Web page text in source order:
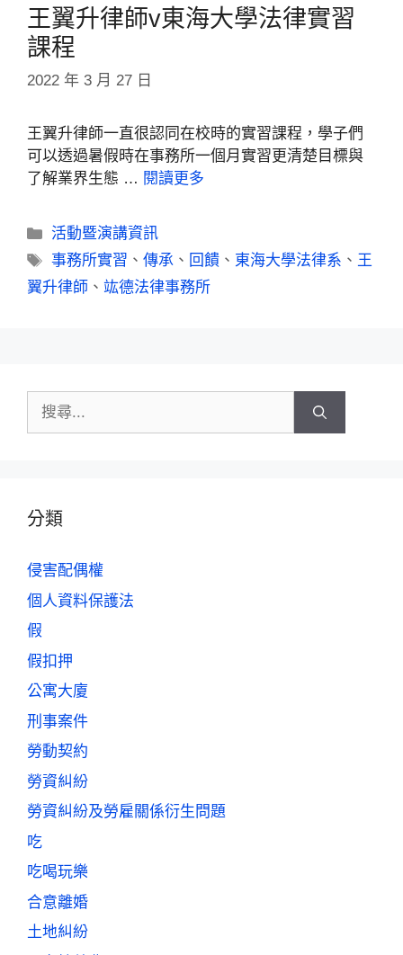
王翼升律師v東海大學法律實習
課程
2022 年 3 月 27 日
王翼升律師一直很認同在校時的實習課程，學子們
可以透過暑假時在事務所一個月實習更清楚目標與
了解業界生態 … 閱讀更多
活動暨演講資訊
事務所實習 、傳承 、 回饋 、 東海大學法律系 、 王
翼升律師 、 竑德法律事務所
分類
侵害配偶權
個人資料保護法
假
假扣押
公寓大廈
刑事案件
勞動契約
勞資糾紛
勞資糾紛及勞雇關係衍生問題
吃
吃喝玩樂
合意離婚
土地糾紛